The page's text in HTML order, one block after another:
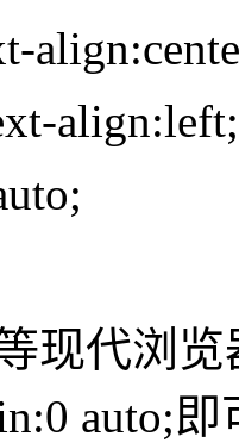
align:left;
代浏览
auto;即